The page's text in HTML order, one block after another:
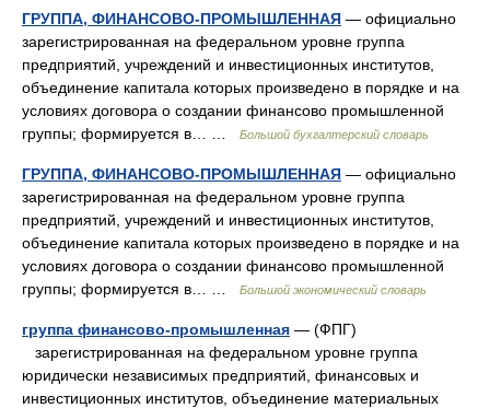
ГРУППА, ФИНАНСОВО-ПРОМЫШЛЕННАЯ — официально
зарегистрированная на федеральном уровне группа
предприятий, учреждений и инвестиционных институтов,
объединение капитала которых произведено в порядке и на
условиях договора о создании финансово промышленной
группы; формируется в… …
Большой бухгалтерский словарь
ГРУППА, ФИНАНСОВО-ПРОМЫШЛЕННАЯ — официально
зарегистрированная на федеральном уровне группа
предприятий, учреждений и инвестиционных институтов,
объединение капитала которых произведено в порядке и на
условиях договора о создании финансово промышленной
группы; формируется в… …
Большой экономический словарь
группа финансово-промышленная — (ФПГ)
зарегистрированная на федеральном уровне группа
юридически независимых предприятий, финансовых и
инвестиционных институтов, объединение материальных